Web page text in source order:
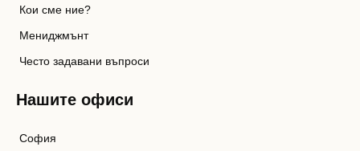
Кои сме ние?
Мениджмънт
Често задавани въпроси
Нашите офиси
София